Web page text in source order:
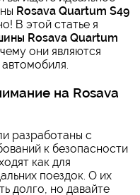
Rosava Quartum S49
В этой статье я
Rosava Quartum
они являются
на Rosava
разработаны с
к безопасности
как для
поездок. О их
долго, но давайте